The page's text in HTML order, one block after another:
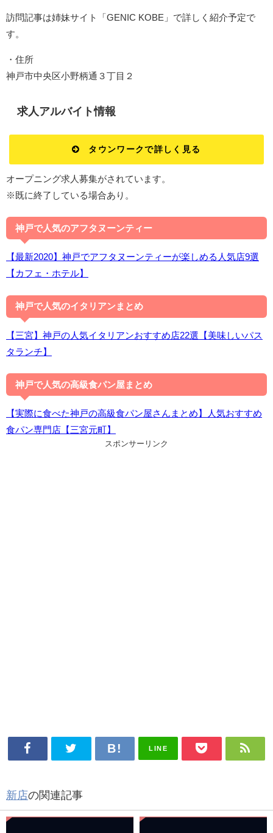
訪問記事は姉妹サイト「GENIC KOBE」で詳しく紹介予定で
す。
・住所
神戸市中央区小野柄通３丁目２
求人アルバイト情報
タウンワークで詳しく見る
オープニング求人募集がされています。
※既に終了している場合あり。
神戸で人気のアフタヌーンティー
【最新2020】神戸でアフタヌーンティーが楽しめる人気店9選
【カフェ・ホテル】
神戸で人気のイタリアンまとめ
【三宮】神戸の人気イタリアンおすすめ店22選【美味しいパス
タランチ】
神戸で人気の高級食パン屋まとめ
【実際に食べた神戸の高級食パン屋さんまとめ】人気おすすめ
食パン専門店【三宮元町】
スポンサーリンク
LINE
新店の関連記事